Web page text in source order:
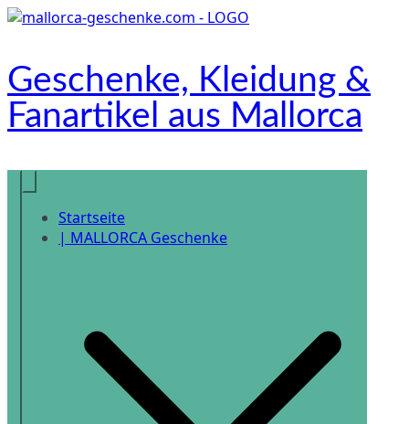
Zum
Geschenke, Kleidung &
Fanartikel aus Mallorca
Onlineshop
Startseite
| MALLORCA Geschenke